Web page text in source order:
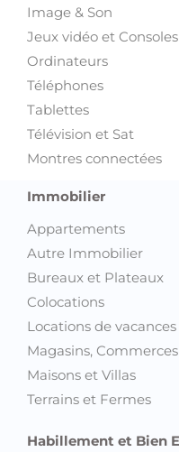
Image & Son
Jeux vidéo et Consoles
Ordinateurs
Téléphones
Tablettes
Télévision et Sat
Montres connectées
Immobilier
Appartements
Autre Immobilier
Bureaux et Plateaux
Colocations
Locations de vacances
Magasins,
Maisons et Villas
Terrains et Fermes
Habillement et Bien